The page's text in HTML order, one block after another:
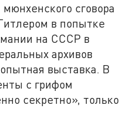
сговора
в попытке
на СССР в
архивов
выставка. В
с грифом
секретно», только